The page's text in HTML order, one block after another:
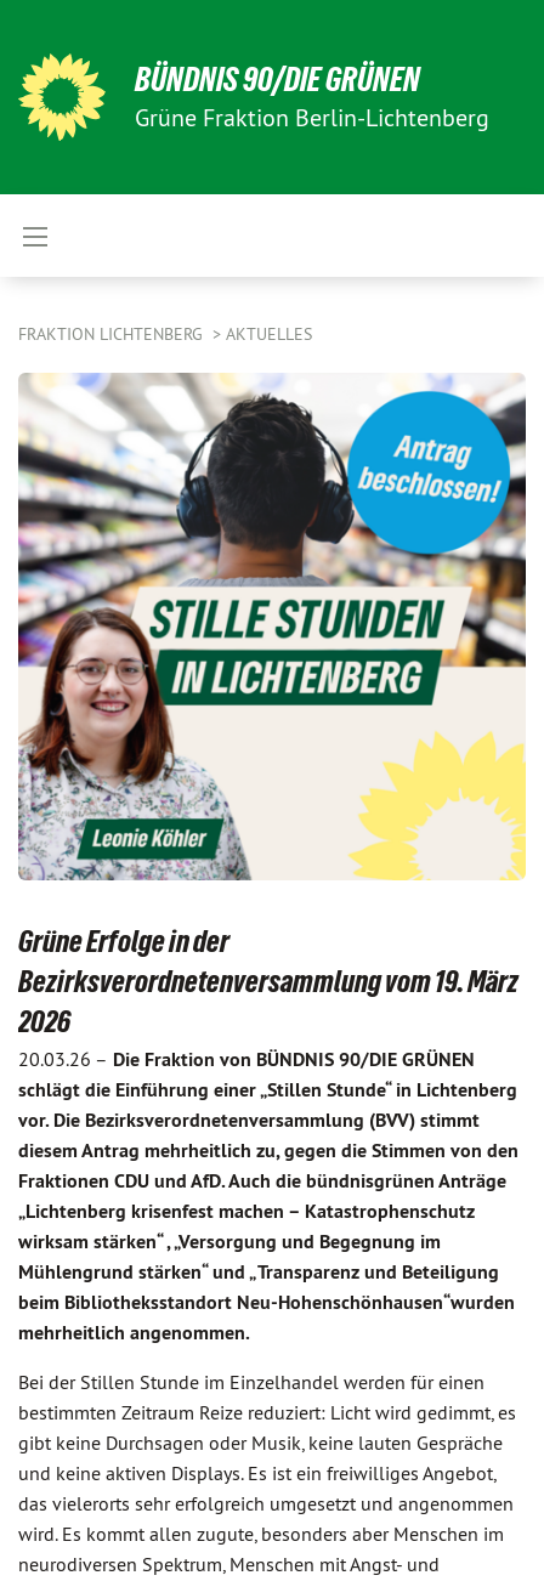
BÜNDNIS 90/DIE GRÜNEN
Grüne Fraktion Berlin-Lichtenberg
FRAKTION LICHTENBERG AKTUELLES
Grüne Erfolge in der
Bezirksverordnetenversammlung vom 19. März
2026
20.03.26 – Die Fraktion von BÜNDNIS 90/DIE GRÜNEN
schlägt die Einführung einer „Stillen Stunde“ in Lichtenberg
vor. Die Bezirksverordnetenversammlung (BVV) stimmt
diesem Antrag mehrheitlich zu, gegen die Stimmen von den
Fraktionen CDU und AfD. Auch die bündnisgrünen Anträge
„Lichtenberg krisenfest machen – Katastrophenschutz
wirksam stärken“ , „Versorgung und Begegnung im
Mühlengrund stärken“ und „ Transparenz und Beteiligung
beim Bibliotheksstandort Neu-Hohenschönhausen“wurden
mehrheitlich angenommen.
Bei der Stillen Stunde im Einzelhandel werden für einen
bestimmten Zeitraum Reize reduziert: Licht wird gedimmt, es
gibt keine Durchsagen oder Musik, keine lauten Gespräche
und keine aktiven Displays. Es ist ein freiwilliges Angebot,
das vielerorts sehr erfolgreich umgesetzt und angenommen
wird. Es kommt allen zugute, besonders aber Menschen im
neurodiversen Spektrum, Menschen mit Angst- und